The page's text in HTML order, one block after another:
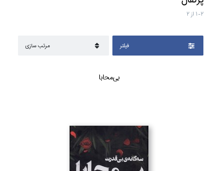
1-2 از2
فيلتر مرتب سازي
بي‌محابا